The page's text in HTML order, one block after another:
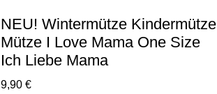
NEU! Wintermütze Kindermütze
Mütze I Love Mama One Size
Ich Liebe Mama
9,90 €